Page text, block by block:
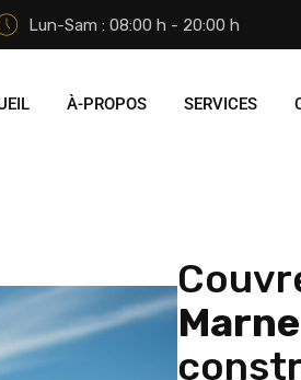
Lun-Sam : 08:00 h - 20:00 h
À-PROPOS SERVICES